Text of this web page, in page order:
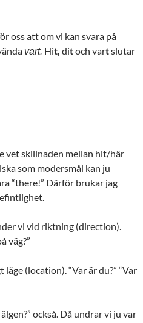
oss att om vi kan svara på
vart. Hit, ditoch vartslutar
vet skillnaden mellan hit/här
som modersmål kan ju
“there!” Därför brukar jag
vi vid riktning (direction).
väg?”
(location). “Var är du?” “Var
också. Då undrar vi ju var